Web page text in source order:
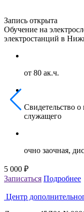
Запись открыта
Обучение на
электростанций в
от 80 ак.ч.
Свидетельство
служащего
очно заочная,
5 000 ₽
Записаться Подробнее
Центр